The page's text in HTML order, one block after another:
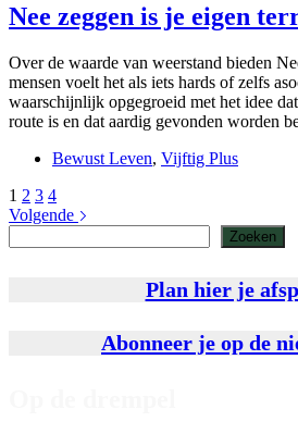
Nee zeggen is je eigen
Over de waarde van weerstand bieden
mensen voelt het als iets hards of zelfs
waarschijnlijk opgegroeid met het idee
route is en dat aardig gevonden worden
Bewust Leven, Vijftig Plus
1 2 3 4
Volgende
Zoeken
Plan hier je
Abonneer je op de